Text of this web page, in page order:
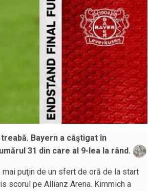
Bayern a câştigat în
31 din care al 9-lea la rând.
mai puţin de un sfert de oră de la start
scorul pe Allianz Arena. Kimmich a